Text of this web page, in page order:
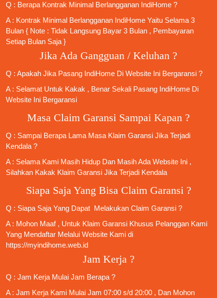
Q : Berapa Kontrak Minimal Berlangganan IndiHome ?
A : Kontrak Minimal Berlangganan IndiHome Yaitu Selama 3
Bulan { Note : Tidak Langsung Bayar 3 Bulan , Pembayaran
Setiap Bulan Saja }
Jika Ada Gangguan / Keluhan ?
Q : Apakah Jika Pasang IndiHome Di Website Ini Bergaransi ?
A : Selamat Untuk Kakak , Benar Sekali Pasang IndiHome Di
Website Ini Bergaransi
Masa Claim Garansi Sampai Kapan ?
Q : Sampai Berapa Lama Masa Klaim Garansi Jika Terjadi
Kendala ?
A : Selama Kami Masih Hidup Dan Masih Ada Website Ini ,
Silahkan Kakak Klaim Garansi Jika Terjadi Kendala
Siapa Saja Yang Bisa Claim Garansi ?
Q : Siapa Saja Yang Dapat Melakukan Claim Garansi ?
A : Mohon Maaf , Untuk Klaim Garansi Khusus Pelanggan Kami
Yang Mendaftar Melalui Website Kami di
https://myindihome.web.id
Jam Kerja ?
Q : Jam Kerja Mulai Jam Berapa ?
A : Jam Kerja Kami Mulai Jam 07:00 s/d 20:00 , Dan Mohon